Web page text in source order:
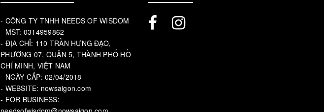
- CÔNG TY TNHH NEEDS OF WISDOM
- MST: 0314959862
- ĐỊA CHỈ: 110 TRẦN HƯNG ĐẠO,
PHƯỜNG 07, QUẬN 5, THÀNH PHỐ HỒ
CHÍ MINH, VIỆT NAM
- NGÀY CẤP: 02/04/2018
- WEBSITE: nowsaigon.com
- FOR BUSINESS: